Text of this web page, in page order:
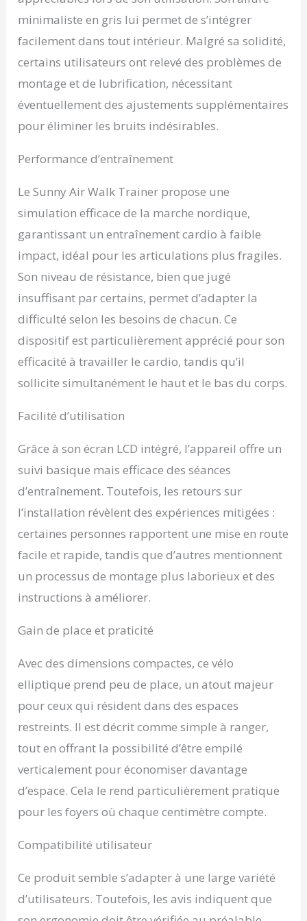
L'elliptique reproduit le
mouvement naturel de
la marche dans les airs.
Ce mouvement unique
de « marche aérienne »
offre un exercice fluide
et fluide qui combine le
rythme de la marche
avec l'intensité de la
COMPACTE ET
votre espace et
maintenez un
environnement sans
encombrement grâce au
de l'elliptique. Cette
machine est conçue
pour un rangement
facile, se repliant pour
prendre une forme
rangée. 【MONITEUR
NUMÉRIQUE LCD】
des fonctionnalités telles
nombre total. Cette
interface conviviale est
conçue pour vous aider
à optimiser votre routine
vos objectifs de mise en
forme. 【PÉDALES
SÛRES ET SÉCURISÉES】
Marchez en toute
pédales antidérapantes
Ces pédales offrent une
risque de glissade et
vous concentrer sur
votre entraînement en
【ASSEMBLAGE SANS
TRACAS】 Conçu pour la
commodité de
l'utilisateur, il permet
une installation rapide et
facile, de sorte que vous
pouvez passer du
un rien de temps, avec
d'efforts requis.
minimaliste en gris lui permet de s’intégrer
facilement dans tout intérieur. Malgré sa solidité,
certains utilisateurs ont relevé des problèmes de
montage et de lubrification, nécessitant
éventuellement des ajustements supplémentaires
pour éliminer les bruits indésirables.
Performance d’entraînement
Le Sunny Air Walk Trainer propose une
simulation efficace de la marche nordique,
garantissant un entraînement cardio à faible
impact, idéal pour les articulations plus fragiles.
Son niveau de résistance, bien que jugé
insuffisant par certains, permet d’adapter la
difficulté selon les besoins de chacun. Ce
dispositif est particulièrement apprécié pour son
efficacité à travailler le cardio, tandis qu’il
sollicite simultanément le haut et le bas du corps.
Facilité d’utilisation
Grâce à son écran LCD intégré, l’appareil offre un
suivi basique mais efficace des séances
d’entraînement. Toutefois, les retours sur
l’installation révèlent des expériences mitigées :
certaines personnes rapportent une mise en route
facile et rapide, tandis que d’autres mentionnent
un processus de montage plus laborieux et des
instructions à améliorer.
Gain de place et praticité
Avec des dimensions compactes, ce vélo
elliptique prend peu de place, un atout majeur
pour ceux qui résident dans des espaces
restreints. Il est décrit comme simple à ranger,
tout en offrant la possibilité d’être empilé
verticalement pour économiser davantage
d’espace. Cela le rend particulièrement pratique
pour les foyers où chaque centimètre compte.
Compatibilité utilisateur
Ce produit semble s’adapter à une large variété
d’utilisateurs. Toutefois, les avis indiquent que